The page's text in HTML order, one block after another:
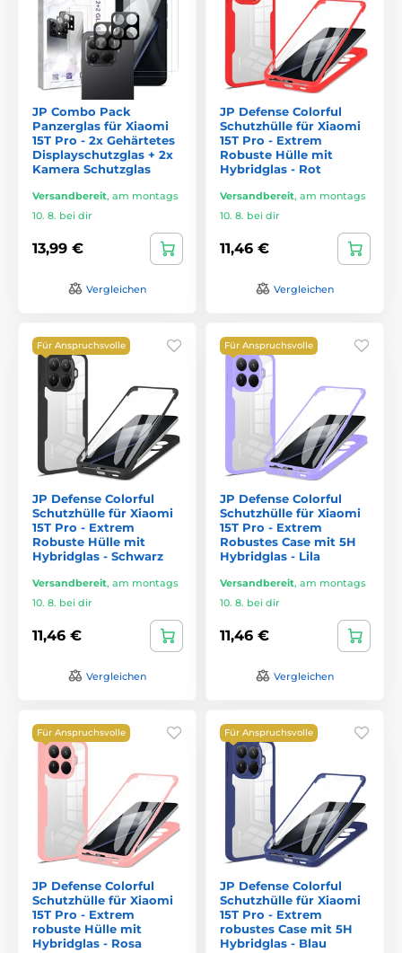
JP Combo Pack
Panzerglas für Xiaomi
15T Pro - 2x Gehärtetes
Displayschutzglas + 2x
Kamera Schutzglas
Versandbereit, am montags
10. 8. bei dir
13,99 €
Vergleichen
JP Defense Colorful
Schutzhülle für Xiaomi
15T Pro - Extrem
Robuste Hülle mit
Hybridglas - Rot
Versandbereit, am montags
10. 8. bei dir
11,46 €
Vergleichen
Für Anspruchsvolle
JP Defense Colorful
Schutzhülle für Xiaomi
15T Pro - Extrem
Robuste Hülle mit
Hybridglas - Schwarz
Versandbereit, am montags
10. 8. bei dir
11,46 €
Vergleichen
Für Anspruchsvolle
JP Defense Colorful
Schutzhülle für Xiaomi
15T Pro - Extrem
Robustes Case mit 5H
Hybridglas - Lila
Versandbereit, am montags
10. 8. bei dir
11,46 €
Vergleichen
Für Anspruchsvolle
JP Defense Colorful
Schutzhülle für Xiaomi
15T Pro - Extrem
robuste Hülle mit
Hybridglas - Rosa
Für Anspruchsvolle
JP Defense Colorful
Schutzhülle für Xiaomi
15T Pro - Extrem
robustes Case mit 5H
Hybridglas - Blau